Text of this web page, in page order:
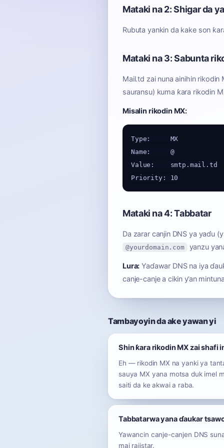
Mataki na 2: Shigar da
Rubuta yankin da kake son
Mataki na 3: Sabunta
Mail.td zai nuna ainihin
sauransu) kuma ƙara rikodin
Misalin rikodin MX:
Type:     MX
Name:     @
Value:    smtp.mail.td
Mataki na 4: Tabbatar
Da zarar canjin DNS ya yaɗu
@yourdomain.com yanzu
Lura: Yaɗawar DNS na iya
canje-canje a cikin ƴan
Tambayoyin da ake yawan yi
Shin ƙara rikodin MX zai shafi
Eh — rikodin MX na yanki ya
sauya MX yana motsa duk imel
saiti da ke akwai a raba.
Tabbatarwa yana ɗaukar
Yawancin canje-canjen DNS
mai rajistar.